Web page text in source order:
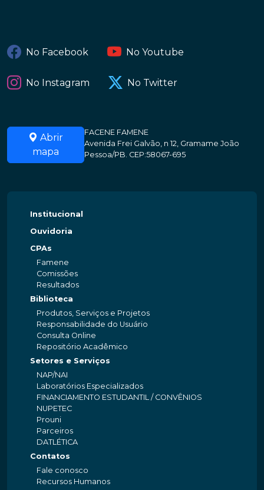
No Facebook No Youtube
No Instagram No Twitter
Abrir
mapa
FACENE FAMENE
Avenida Frei Galvão, n 12, Gramame João
Pessoa/PB. CEP:58067-695
Institucional
Ouvidoria
CPAs
Famene
Comissões
Resultados
Biblioteca
Produtos, Serviços e Projetos
Responsabilidade do Usuário
Consulta Online
Repositório Acadêmico
Setores e Serviços
NAP/NAI
Laboratórios Especializados
FINANCIAMENTO ESTUDANTIL / CONVÊNIOS
NUPETEC
Prouni
Parceiros
DATLÉTICA
Contatos
Fale conosco
Recursos Humanos